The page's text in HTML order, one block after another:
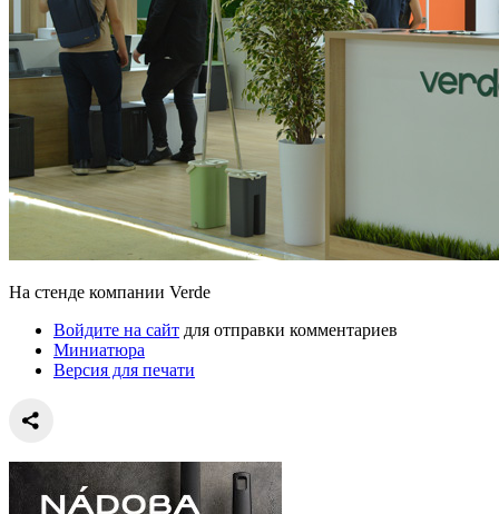
На стенде компании Verde
Войдите на сайт для отправки комментариев
Миниатюра
Версия для печати